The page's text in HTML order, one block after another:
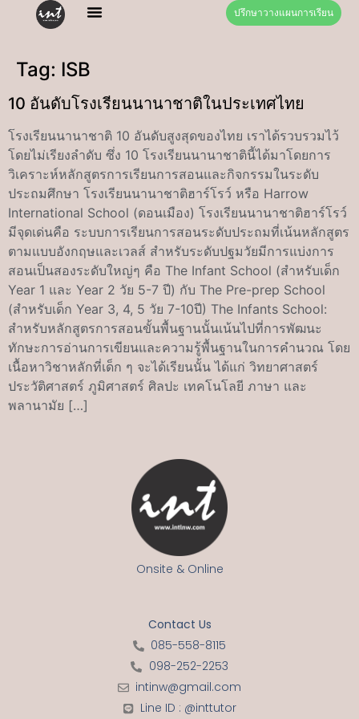
ปรึกษาวางแผนการเรียน
Tag: ISB
10 อันดับโรงเรียนนานาชาติในประเทศไทย
โรงเรียนนานาชาติ 10 อันดับสูงสุดของไทย เราได้รวบรวมไว้
โดยไม่เรียงลำดับ ซึ่ง 10 โรงเรียนนานาชาตินี้ได้มาโดยการ
วิเคราะห์หลักสูตรการเรียนการสอนและกิจกรรมในระดับ
ประถมศึกษา โรงเรียนนานาชาติฮาร์โรว์ หรือ Harrow
International School (ดอนเมือง) โรงเรียนนานาชาติฮาร์โรว์
มีจุดเด่นคือ ระบบการเรียนการสอนระดับประถมที่เน้นหลักสูตร
ตามแบบอังกฤษและเวลส์ สำหรับระดับปฐมวัยมีการแบ่งการ
สอนเป็นสองระดับใหญ่ๆ คือ The Infant School (สำหรับเด็ก
Year 1 และ Year 2 วัย 5-7 ปี) กับ The Pre-prep School
(สำหรับเด็ก Year 3, 4, 5 วัย 7-10ปี) The Infants School:
สำหรับหลักสูตรการสอนขั้นพื้นฐานนั้นเน้นไปที่การพัฒนะ
ทักษะการอ่านการเขียนและความรู้พื้นฐานในการคำนวณ โดย
เนื้อหาวิชาหลักที่เด็ก ๆ จะได้เรียนนั้น ได้แก่ วิทยาศาสตร์
ประวัติศาสตร์ ภูมิศาสตร์ ศิลปะ เทคโนโลยี ภาษา และ
พลานามัย […]
Onsite & Online
Contact Us
085-558-8115
098-252-2253
intinw@gmail.com
Line ID : @inttutor